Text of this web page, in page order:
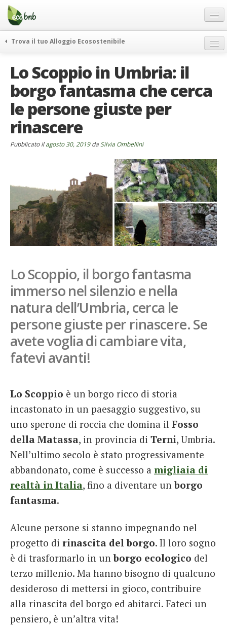
Menu
Salta
contenuto
Offerte Speciali
Regali
FAQ
Chi Siamo
Partner
Contatti
English
Spanish
French
Trova il tuo Alloggio Ecosostenibile
itinerari
curiosità
vivere e viaggiare verde
news ed eventi
ecohotel
Lo Scoppio in Umbria: il
borgo fantasma che cerca
le persone giuste per
rinascere
Pubblicato ilagosto 30, 2019da Silvia Ombellini
Lo Scoppio, il borgo fantasma
immerso nel silenzio e nella
natura dell’Umbria, cerca le
persone giuste per rinascere. Se
avete voglia di cambiare vita,
fatevi avanti!
Lo Scoppio è un borgo ricco di storia
incastonato in un paesaggio suggestivo, su
uno sperone di roccia che domina il Fosso
della Matassa, in provincia di Terni, Umbria.
Nell’ultimo secolo è stato progressivamente
abbandonato, come è successo a migliaia di
realtà in Italia, fino a diventare unborgo
fantasma.
Alcune persone si stanno impegnando nel
progetto di rinascita del borgo. Il loro sogno
è di trasformarlo in unborgo ecologico del
terzo millenio. Ma hanno bisogno di qualcuno
desideroso di mettersi in gioco, contribuire
alla rinascita del borgo ed abitarci. Fateci un
pensiero, è un’altra vita!